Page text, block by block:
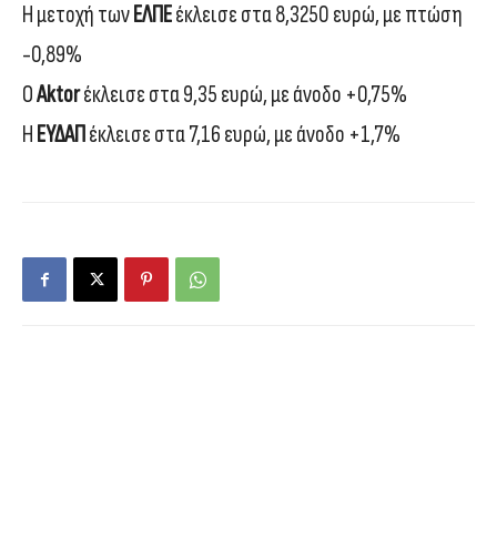
Η μετοχή τωνΕΛΠΕέκλεισε στα 8,3250 ευρώ, με πτώση
-0,89%
ΟAktorέκλεισε στα 9,35 ευρώ, με άνοδο +0,75%
Η ΕΥΔΑΠέκλεισε στα 7,16 ευρώ, με άνοδο +1,7%